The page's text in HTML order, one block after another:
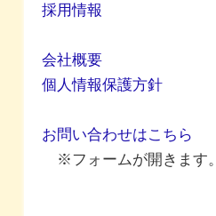
採用情報
会社概要
個人情報保護方針
お問い合わせはこちら
※フォームが開きます。